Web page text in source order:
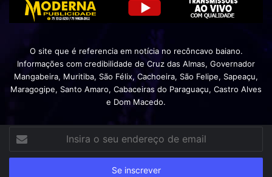
O site que é referencia em notícia no recôncavo baiano.
Informações com credibilidade de Cruz das Almas, Governador
Mangabeira, Muritiba, São Félix, Cachoeira, São Felipe, Sapeaçu,
Maragogipe, Santo Amaro, Cabaceiras do Paraguaçu, Castro Alves
e Dom Macedo.
seu